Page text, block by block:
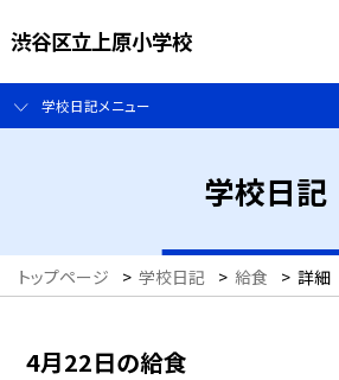
渋谷区立上原小学校
学校日記メニュー
学校日記
トップページ > 学校日記 > 給食 > 詳細
4月22日の給食